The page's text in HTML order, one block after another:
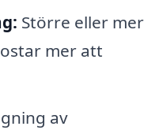
Större eller mer
mer att
av